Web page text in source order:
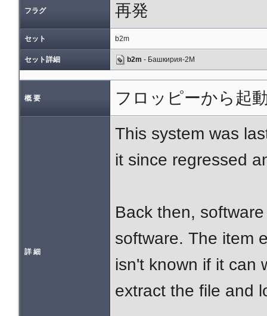
フラグ 再発
セット b2m
セット詳細 b2m - Башкирия-2М
概 要 フロッピーから起
詳 細
This system was
it since regressed
Back then,
software. The item
isn't known if it can
extract the file and